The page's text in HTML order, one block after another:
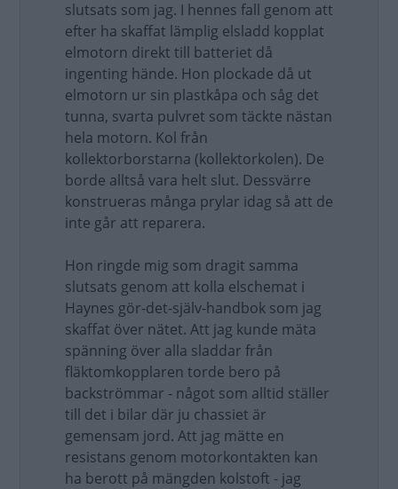
slutsats som jag. I hennes fall genom att
efter ha skaffat lämplig elsladd kopplat
elmotorn direkt till batteriet då
ingenting hände. Hon plockade då ut
elmotorn ur sin plastkåpa och såg det
tunna, svarta pulvret som täckte nästan
hela motorn. Kol från
kollektorborstarna (kollektorkolen). De
borde alltså vara helt slut. Dessvärre
konstrueras många prylar idag så att de
inte går att reparera.
Hon ringde mig som dragit samma
slutsats genom att kolla elschemat i
Haynes gör-det-själv-handbok som jag
skaffat över nätet. Att jag kunde mäta
spänning över alla sladdar från
fläktomkopplaren torde bero på
backströmmar - något som alltid ställer
till det i bilar där ju chassiet är
gemensam jord. Att jag mätte en
resistans genom motorkontakten kan
ha berott på mängden kolstoft - jag